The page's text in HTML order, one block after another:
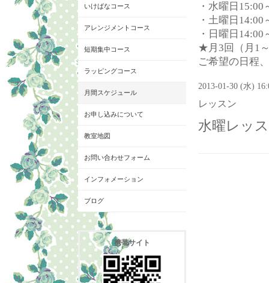
・水曜日15:00
・土曜日14:00
・日曜日14:00
★月3回（月1
ご希望の日程
2013-01-30 (水)
レッスン
水曜レッ
いけばなコース
アレンジメントコース
短期集中コース
ラッピングコース
月間スケジュール
お申し込みについて
教室地図
お問い合わせフォーム
インフォメーション
ブログ
携帯サイト